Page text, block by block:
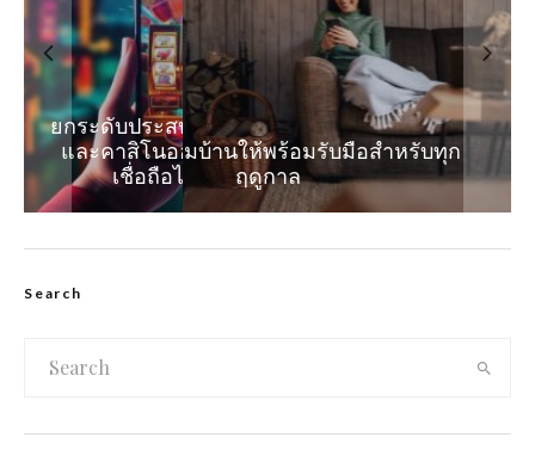
ยกระดับประสบการณ์การเล่นลอตเตอรี่ออนไลน์
และคาสิโนออนไลน์ให้สูงสุด ด้วยการเข้าถึงที่
เชื่อถือได้และคุณสมบัติที่ปลอดภัย
วิธีการเตรียมบ้านให้พร้อมรับมือสำหรับทุก
ฤดูกาล
อนาคตของเทคโนโลยีชีวมิติในด้านความ
ปลอดภัยทางดิจิทัล
ความสำคัญของความคล่องตัวทางธุรกิจใน
ตลาดที่เปลี่ยนแปลงอย่างรวดเร็ว
Search